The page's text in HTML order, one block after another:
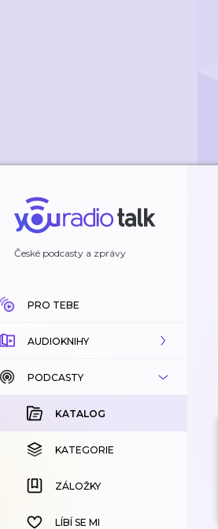
České podcasty a zprávy
PRO TEBE
AUDIOKNIHY
KATALOG
KOUPENÉ
KATEGORIE
ZÁLOŽKY
HISTORIE
PODCASTY
KATALOG
KATEGORIE
ZÁLOŽKY
LÍBÍ SE MI